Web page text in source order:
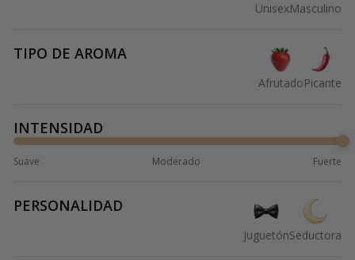
UnisexMasculino
TIPO DE AROMA
AfrutadoPicante
INTENSIDAD
Suave Moderado Fuerte
PERSONALIDAD
JuguetónSeductora